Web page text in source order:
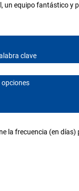
un equipo fantástico y
clave
la frecuencia (en